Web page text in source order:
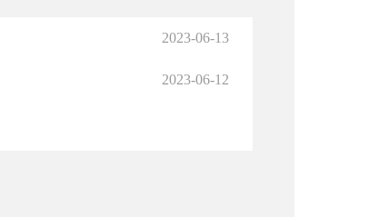
2023-06-13
2023-06-12